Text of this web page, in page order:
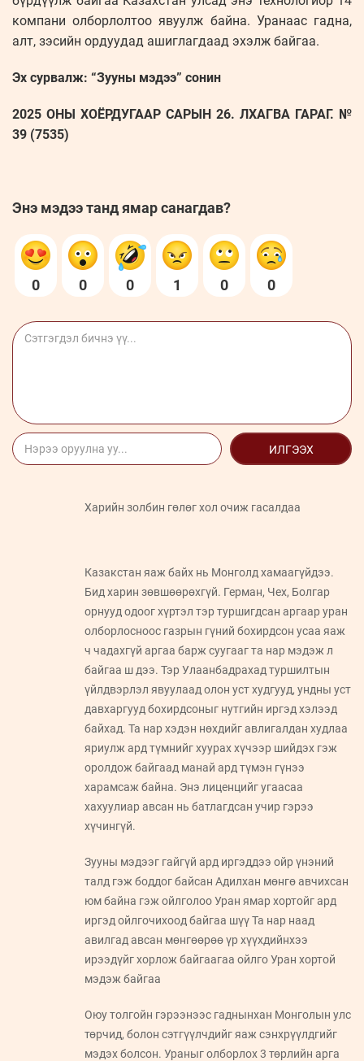
компани олборлолтоо явуулж байна. Уранаас гадна,
алт, зэсийн ордуудад ашиглагдаад эхэлж байгаа.
Эх сурвалж: “Зууны мэдээ” сонин
2025 ОНЫ ХОЁРДУГААР САРЫН 26. ЛХАГВА ГАРАГ. №
39 (7535)
Энэ мэдээ танд ямар санагдав?
0 0 0 1 0 0
ИЛГЭЭХ
Харийн золбин гөлөг хол очиж гасалдаа
Казакстан яаж байх нь Монголд хамаагүйдээ.
Бид харин зөвшөөрөхгүй. Герман, Чех, Болгар
орнууд одоог хүртэл тэр туршигдсан аргаар уран
олборлосноос газрын гүний бохирдсон усаа яаж
ч чадахгүй аргаа барж суугааг та нар мэдэж л
байгаа ш дээ. Тэр Улаанбадрахад туршилтын
үйлдвэрлэл явуулаад олон уст худгууд, ундны уст
давхаргууд бохирдсоныг нутгийн иргэд хэлээд
байхад. Та нар хэдэн нөхдийг авлигалдан худлаа
яриулж ард түмнийг хуурах хүчээр шийдэх гэж
оролдож байгаад манай ард түмэн гүнээ
харамсаж байна. Энэ лиценцийг угаасаа
хахуулиар авсан нь батлагдсан учир гэрээ
хүчингүй.
Зууны мэдээг гайгүй ард иргэддээ ойр үнэний
талд гэж боддог байсан Адилхан мөнгө авчихсан
юм байна гэж ойлголоо Уран ямар хортойг ард
иргэд ойлгочихоод байгаа шүү Та нар наад
авилгад авсан мөнгөөрөө үр хүүхдийнхээ
ирээдүйг хорлож байгаагаа ойлго Уран хортой
мэдэж байгаа
Оюу толгойн гэрээнээс гаднынхан Монголын улс
төрчид, болон сэтгүүлчдийг яаж сэнхрүүлдгийг
мэдэх болсон. Ураныг олборлох 3 төрлийн арга